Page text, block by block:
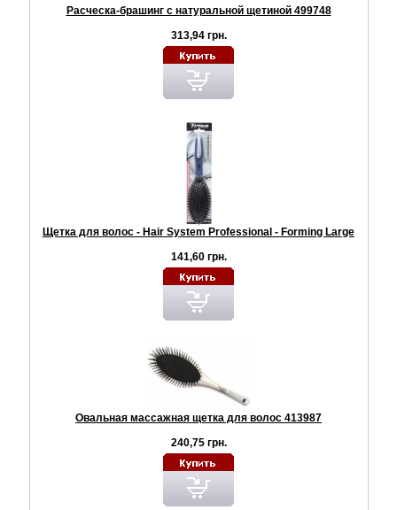
Расческа-брашинг с натуральной щетиной 499748
313,94 грн.
Щетка для волос - Hair System Professional - Forming Large
141,60 грн.
Овальная массажная щетка для волос 413987
240,75 грн.